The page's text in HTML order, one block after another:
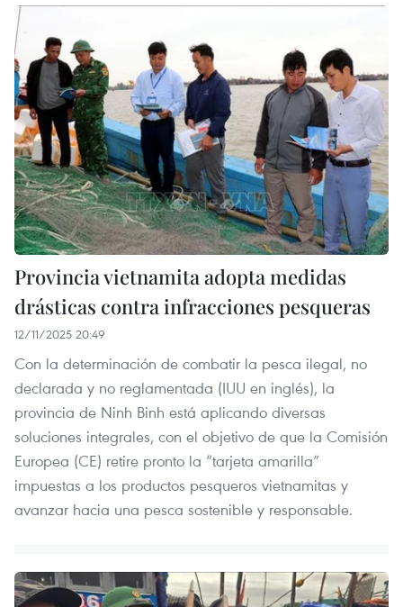
Provincia vietnamita adopta medidas
drásticas contra infracciones pesqueras
12/11/2025 20:49
Con la determinación de combatir la pesca ilegal, no
declarada y no reglamentada (IUU en inglés), la
provincia de Ninh Binh está aplicando diversas
soluciones integrales, con el objetivo de que la Comisión
Europea (CE) retire pronto la “tarjeta amarilla”
impuestas a los productos pesqueros vietnamitas y
avanzar hacia una pesca sostenible y responsable.